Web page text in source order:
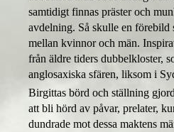
samtidigt finnas präster och
avdelning. Så skulle en förebild
mellan kvinnor och män.
från äldre tiders dubbelkloster,
anglosaxiska sfären, liksom i
Birgittas börd och ställning
att bli hörd av påvar, prelater,
dundrade mot dessa maktens